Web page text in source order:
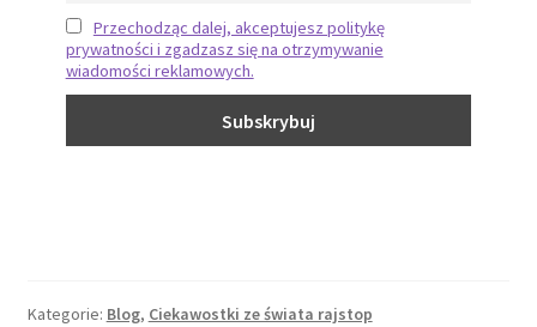
Przechodząc dalej, akceptujesz politykę
prywatności i zgadzasz się na otrzymywanie
wiadomości reklamowych.
Kategorie: Blog, Ciekawostki ze świata rajstop